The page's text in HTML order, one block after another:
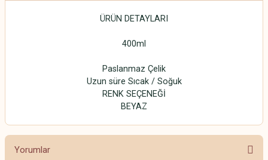
ÜRÜN DETAYLARI
400ml
Paslanmaz Çelik
Uzun süre Sıcak / Soğuk
RENK SEÇENEĞİ
BEYAZ
Yorumlar